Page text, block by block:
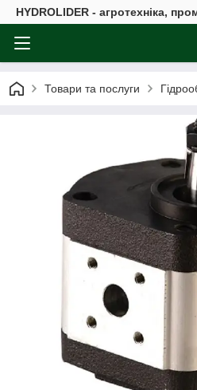
HYDROLIDER - агротехніка,
Товари та послуги